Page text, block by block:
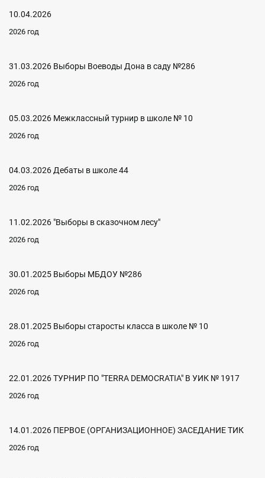
10.04.2026
2026 год
31.03.2026 Выборы Воеводы Дона в саду №286
2026 год
05.03.2026 Межклассный турнир в школе № 10
2026 год
04.03.2026 Дебаты в школе 44
2026 год
11.02.2026 "Выборы в сказочном лесу"
2026 год
30.01.2025 Выборы МБДОУ №286
2026 год
28.01.2025 Выборы старосты класса в школе № 10
2026 год
22.01.2026 ТУРНИР ПО "ТERRA DEMOCRATIA" В УИК № 1917
2026 год
14.01.2026 ПЕРВОЕ (ОРГАНИЗАЦИОННОЕ) ЗАСЕДАНИЕ ТИК
2026 год